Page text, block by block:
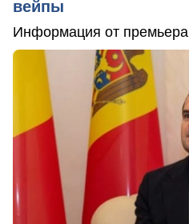
вейпы
Информация от премьера